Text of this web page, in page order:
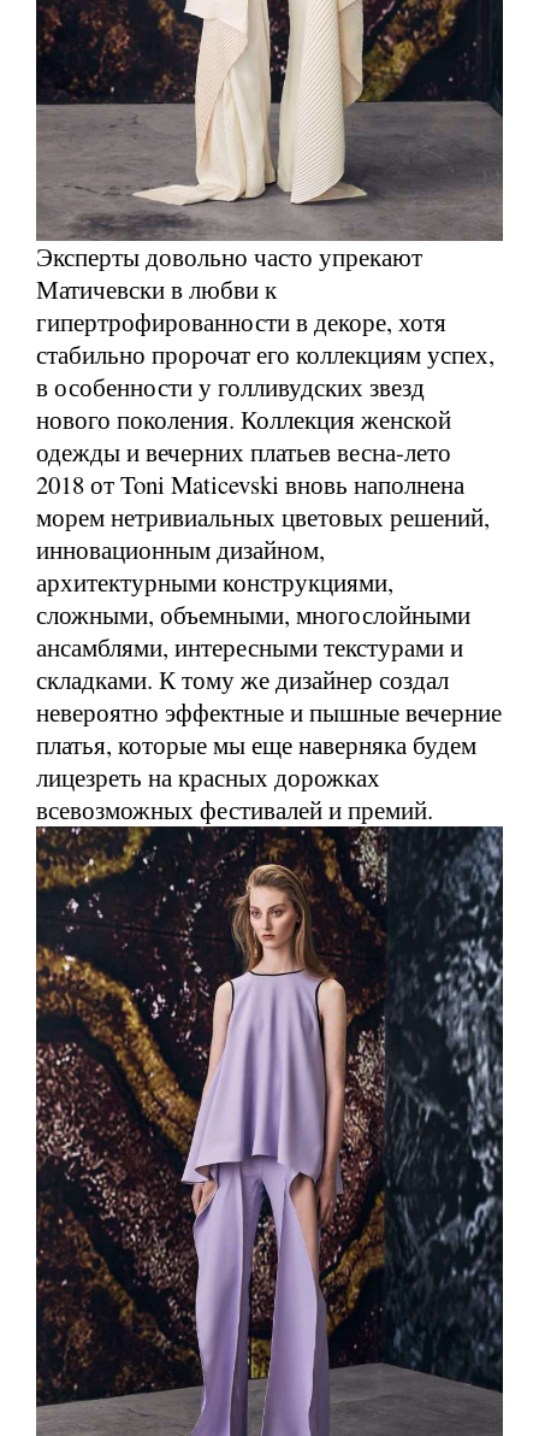
Эксперты довольно часто упрекают
Матичевски в любви к
гипертрофированности в декоре, хотя
стабильно пророчат его коллекциям успех,
в особенности у голливудских звезд
нового поколения. Коллекция женской
одежды и вечерних платьев весна-лето
2018 от Toni Maticevski вновь наполнена
морем нетривиальных цветовых решений,
инновационным дизайном,
архитектурными конструкциями,
сложными, объемными, многослойными
ансамблями, интересными текстурами и
складками. К тому же дизайнер создал
невероятно эффектные и пышные вечерние
платья, которые мы еще наверняка будем
лицезреть на красных дорожках
всевозможных фестивалей и премий.